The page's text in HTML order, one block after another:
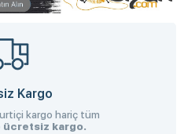
Kargo
kargo hariç tüm
ücretsiz kargo.